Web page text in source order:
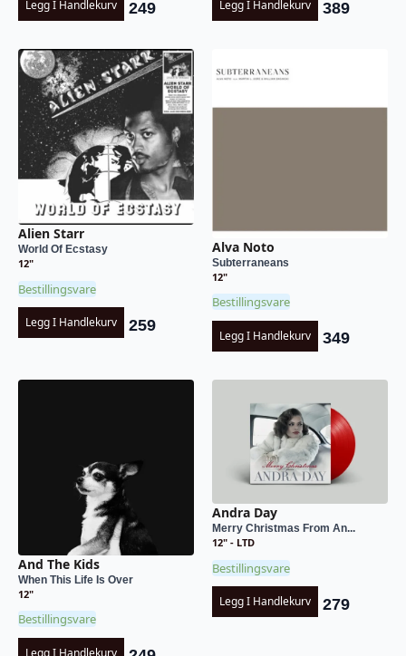
Legg I Handlekurv 249 Legg I Handlekurv 389
Alien Starr
World Of Ecstasy
12"
Bestillingsvare
Legg I Handlekurv 259
Alva Noto
Subterraneans
12"
Bestillingsvare
Legg I Handlekurv 349
And The Kids
When This Life Is Over
12"
Bestillingsvare
Legg I Handlekurv
Andra Day
Merry Christmas From An...
12" - LTD
Bestillingsvare
Legg I Handlekurv 279